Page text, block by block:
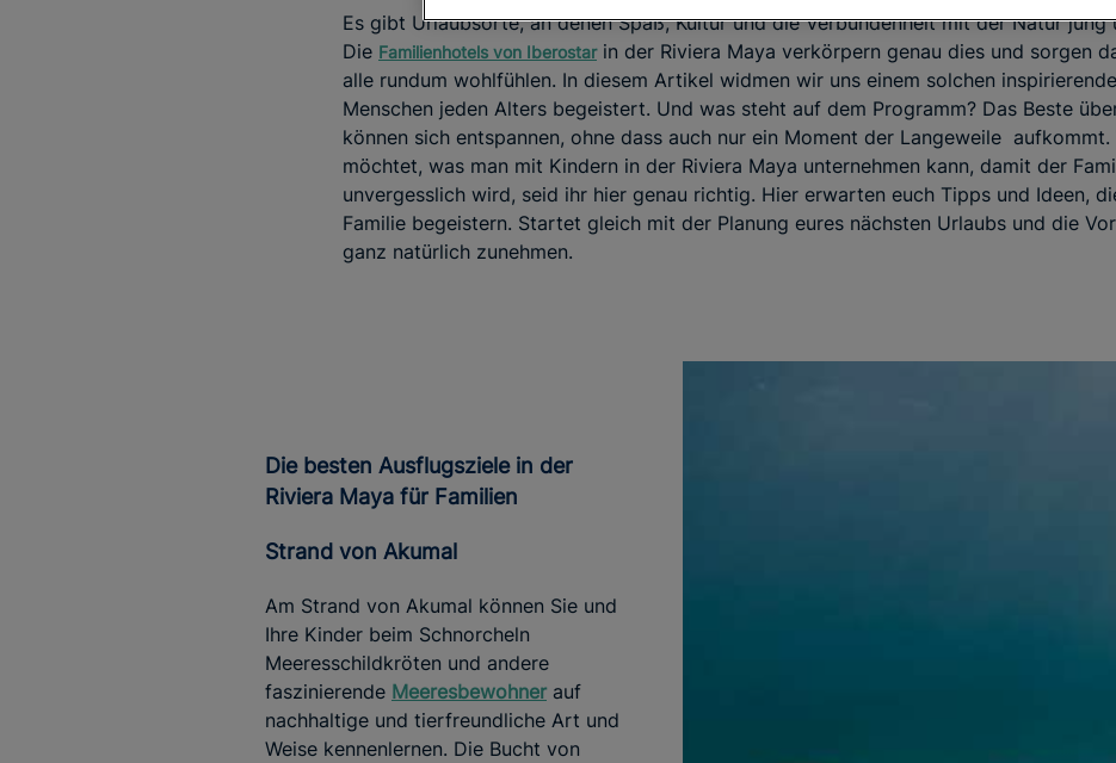
Es gibt Urlaubsorte, an denen Spaß, Kultur und die Verbundenheit mit der Natur jung
Die Familienhotels von Iberostarin der Riviera Maya verkörpern genau dies und sorgen
alle rundum wohlfühlen. In diesem Artikel widmen wir uns einem solchen
Menschen jeden Alters begeistert. Und was steht auf dem Programm? Das Beste
können sich entspannen, ohne dass auch nur ein Moment der Langeweile aufkommt.
möchtet, was man mit Kindern in der Riviera Maya unternehmen kann, damit der
unvergesslich wird, seid ihr hier genau richtig. Hier erwarten euch Tipps und Ideen,
Familie begeistern. Startet gleich mit der Planung eures nächsten Urlaubs und die
ganz natürlich zunehmen.
Die besten Ausflugsziele in der
Riviera Maya für Familien
Strand von Akumal
Am Strand von Akumal können Sie und
Ihre Kinder beim Schnorcheln
Meeresschildkröten und andere
faszinierende Meeresbewohnerauf
nachhaltige und tierfreundliche Art und
Weise kennenlernen. Die Bucht von